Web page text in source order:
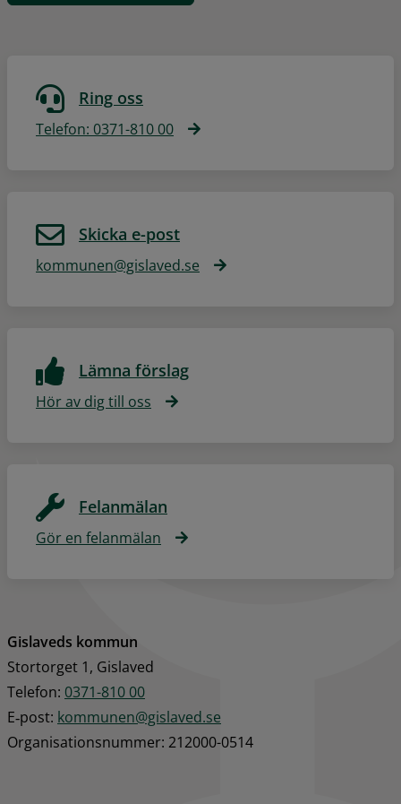
Ring oss
Telefon: 0371-810 00
Skicka e-post
kommunen@gislaved.se
Lämna förslag
Hör av dig till oss
Felanmälan
Gör en felanmälan
Gislaveds kommun
Stortorget 1, Gislaved
Telefon: 0371-810 00
E‑post: kommunen@gislaved.se
Organisationsnummer: 212000-0514